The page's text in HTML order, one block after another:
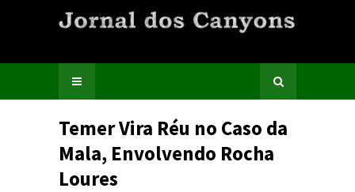
Temer Vira Réu no Caso da
Mala, Envolvendo Rocha
Loures